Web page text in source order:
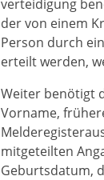
verteidigung
der von einem
Person durch
erteilt werden,
Weiter benötigt
Vorname,
mitgeteilten
Geburtsdatum,